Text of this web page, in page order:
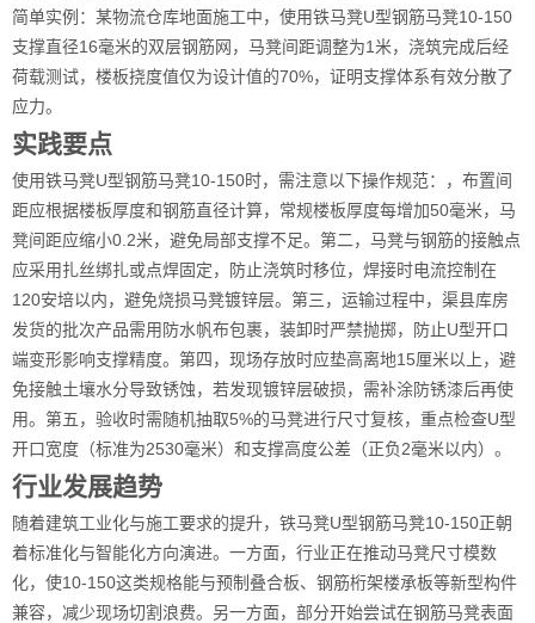
简单实例：某物流仓库地面施工中，使用铁马凳U型钢筋马凳10-150
支撑直径16毫米的双层钢筋网，马凳间距调整为1米，浇筑完成后经
荷载测试，楼板挠度值仅为设计值的70%，证明支撑体系有效分散了
应力。
实践要点
使用铁马凳U型钢筋马凳10-150时，需注意以下操作规范：，布置间
距应根据楼板厚度和钢筋直径计算，常规楼板厚度每增加50毫米，马
凳间距应缩小0.2米，避免局部支撑不足。第二，马凳与钢筋的接触点
应采用扎丝绑扎或点焊固定，防止浇筑时移位，焊接时电流控制在
120安培以内，避免烧损马凳镀锌层。第三，运输过程中，渠县库房
发货的批次产品需用防水帆布包裹，装卸时严禁抛掷，防止U型开口
端变形影响支撑精度。第四，现场存放时应垫高离地15厘米以上，避
免接触土壤水分导致锈蚀，若发现镀锌层破损，需补涂防锈漆后再使
用。第五，验收时需随机抽取5%的马凳进行尺寸复核，重点检查U型
开口宽度（标准为2530毫米）和支撑高度公差（正负2毫米以内）。
行业发展趋势
随着建筑工业化与施工要求的提升，铁马凳U型钢筋马凳10-150正朝
着标准化与智能化方向演进。一方面，行业正在推动马凳尺寸模数
化，使10-150这类规格能与预制叠合板、钢筋桁架楼承板等新型构件
兼容，减少现场切割浪费。另一方面，部分开始尝试在钢筋马凳表面